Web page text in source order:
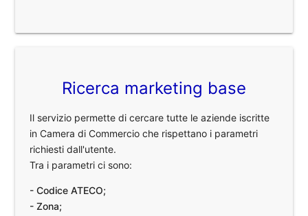
Ricerca marketing base
Il servizio permette di cercare tutte le aziende iscritte
in Camera di Commercio che rispettano i parametri
richiesti dall'utente.
Tra i parametri ci sono:
- Codice ATECO;
- Zona;